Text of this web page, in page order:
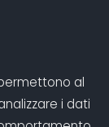
al
i dati